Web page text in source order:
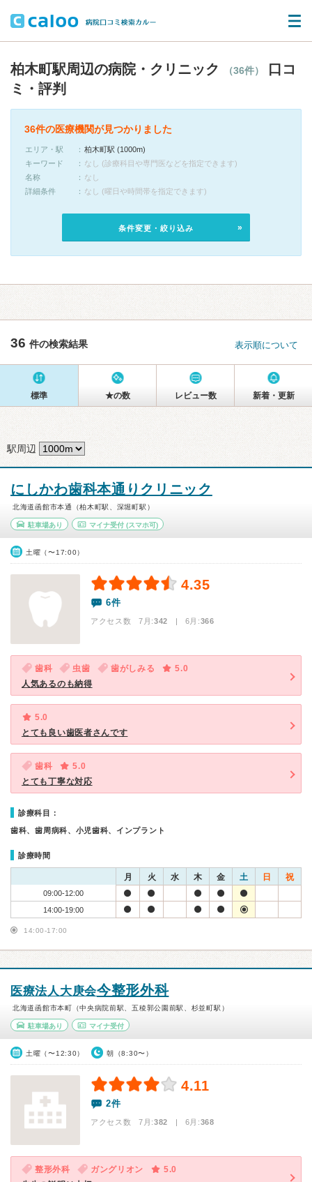
柏木町駅周辺の病院・クリニック （36件）
口コ
ミ・評判
36件の医療機関が見つかりました
エリア・駅
柏木町駅 (1000m)
キーワード
なし (診療科目や専門医などを指定できます)
名称
なし
詳細条件
なし (曜日や時間帯を指定できます)
条件変更・絞り込み
36 件の検索結果 表示順について
標準 ★の数 レビュー数 新着・更新
駅周辺
にしかわ歯科本通りクリニック
北海道函館市本通（柏木町駅、深堀町駅）
駐車場あり マイナ受付(スマホ可)
土曜（〜17:00）
4.35
6件
アクセス数 7月:342 | 6月:366
歯科 虫歯 歯がしみる
5.0
人気あるのも納得
5.0
とても良い歯医者さんです
歯科
5.0
とても丁寧な対応
診療科目：
歯科、歯周病科、小児歯科、インプラント
診療時間
月 火 水 木 金 土 日 祝
09:00-12:00
14:00-19:00
14:00-17:00
医療法人大庚会今整形外科
北海道函館市本町（中央病院前駅、五稜郭公園前駅、杉並町駅）
駐車場あり マイナ受付
土曜（〜12:30） 朝（8:30〜）
4.11
2件
アクセス数 7月:382 | 6月:368
整形外科 ガングリオン
5.0